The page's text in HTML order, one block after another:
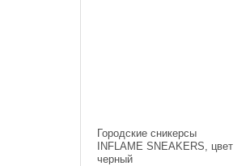
Городские сникерсы
INFLAME SNEAKERS, цвет
черный